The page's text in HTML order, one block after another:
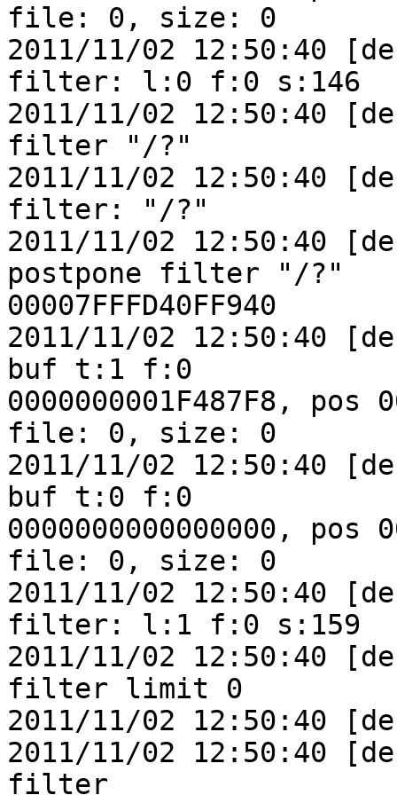
file: 0, size: 0
2011/11/02 12:50:40
filter: l:0 f:0 s:146
2011/11/02 12:50:40
filter "/?"
2011/11/02 12:50:40
filter: "/?"
2011/11/02 12:50:40
postpone filter "/?"
00007FFFD40FF940
2011/11/02 12:50:40
buf t:1 f:0
0000000001F487F8, pos
file: 0, size: 0
2011/11/02 12:50:40
buf t:0 f:0
0000000000000000, pos
file: 0, size: 0
2011/11/02 12:50:40
filter: l:1 f:0 s:159
2011/11/02 12:50:40
filter limit 0
2011/11/02 12:50:40
2011/11/02 12:50:40
filter